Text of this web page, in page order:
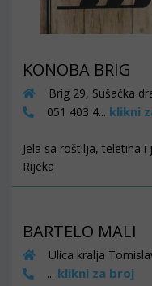
KONOBA BRIG
Brig 29, Sušačka
051 403 4... klikni
Jela sa roštilja, teletina
Rijeka
BARTELO MALI
Ulica kralja
... klikni za broj